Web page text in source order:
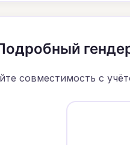
совместимость с